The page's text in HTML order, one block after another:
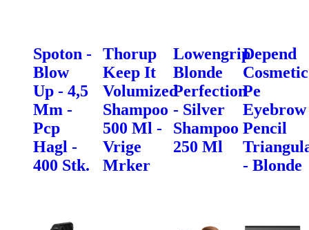
Spoton -
Blow
Up - 4,5
Mm -
Pcp
Hagl -
400 Stk.
Thorup
Keep It
Volumized
Shampoo
500 Ml -
Vrige
Mrker
Lowengrip
Blonde
Perfection
- Silver
Shampoo
250 Ml
Depend
Cosmetic
Pe
Eyebrow
Pencil
- Blonde